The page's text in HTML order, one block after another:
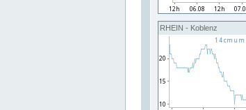
RHEIN - Koblenz